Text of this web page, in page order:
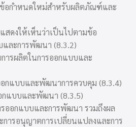
อกำหนดใหม่สำหรับผลิตภัณฑ์และ
สดงให้เห็นว่าเป็นไปตามข้อ
ละการพัฒนา (8.3.2)
ารผลิตในการออกแบบและ
กแบบและพัฒนาการควบคุม (8.3.4)
กแบบและพัฒนา (8.3.5)
ออกแบบและการพัฒนา รวมถึงผล
ารอนุญาตการเปลี่ยนแปลงและการ